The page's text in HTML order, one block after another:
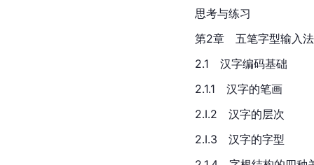
思考与练习
第2章　五笔字型输入法
2.1　汉字编码基础
2.1.1　汉字的笔画
2.I.2 汉字的层次
2.I.3　汉字的字型